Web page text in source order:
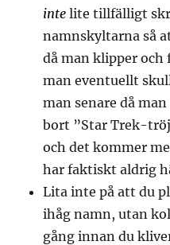
inte lite tillfälligt
namnskyltarna så
då man klipper
man eventuellt
man senare då
bort ”Star Trek-
och det kommer
har faktiskt aldrig
Lita inte på att du
ihåg namn, utan
gång innan du